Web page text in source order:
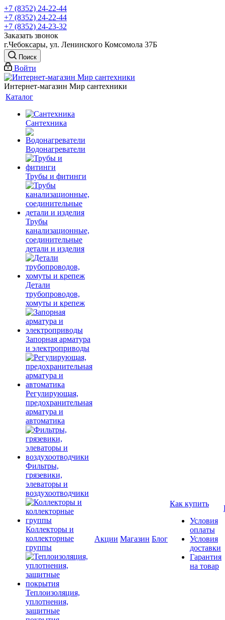
+7 (8352) 24-22-44
+7 (8352) 24-22-44
+7 (8352) 24-23-32
Заказать звонок
г.Чебоксары, ул. Ленинского Комсомола 37Б
Поиск
Войти
Интернет-магазин Мир сантехники
Каталог
Сантехника
Водонагреватели
Трубы и фитинги
Трубы
канализационные,
соединительные
детали и изделия
Детали
трубопроводов,
хомуты и крепеж
Запорная арматура
и электроприводы
Регулирующая,
предохранительная
арматура и
автоматика
Фильтры,
грязевики,
элеваторы и
воздухоотводчики
Коллекторы и
коллекторные
группы
Теплоизоляция,
уплотнения,
защитные
Акции Магазин Блог
Как купить
Условия
оплаты
Условия
доставки
Гарантия
на товар